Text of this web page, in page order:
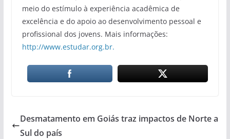
meio do estímulo à experiência acadêmica de
excelência e do apoio ao desenvolvimento pessoal e
profissional dos jovens. Mais informações:
http://www.estudar.org.br.
Desmatamento em Goiás traz impactos de Norte a
Sul do país